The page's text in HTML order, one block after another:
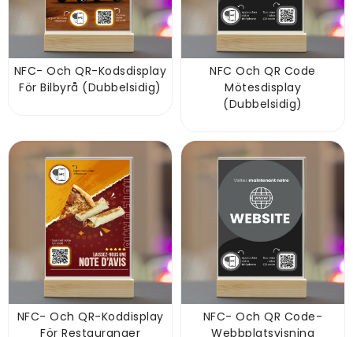
NFC- Och QR-Kodsdisplay
För Bilbyrå (dubbelsidig)
NFC Och QR Code
Mötesdisplay
(dubbelsidig)
NFC- Och QR-Koddisplay
För Restauranger
NFC- Och QR Code-
Webbplatsvisning